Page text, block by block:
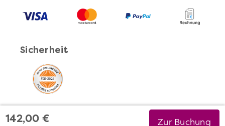
142,00 € Zur Buchung
Sicherheit